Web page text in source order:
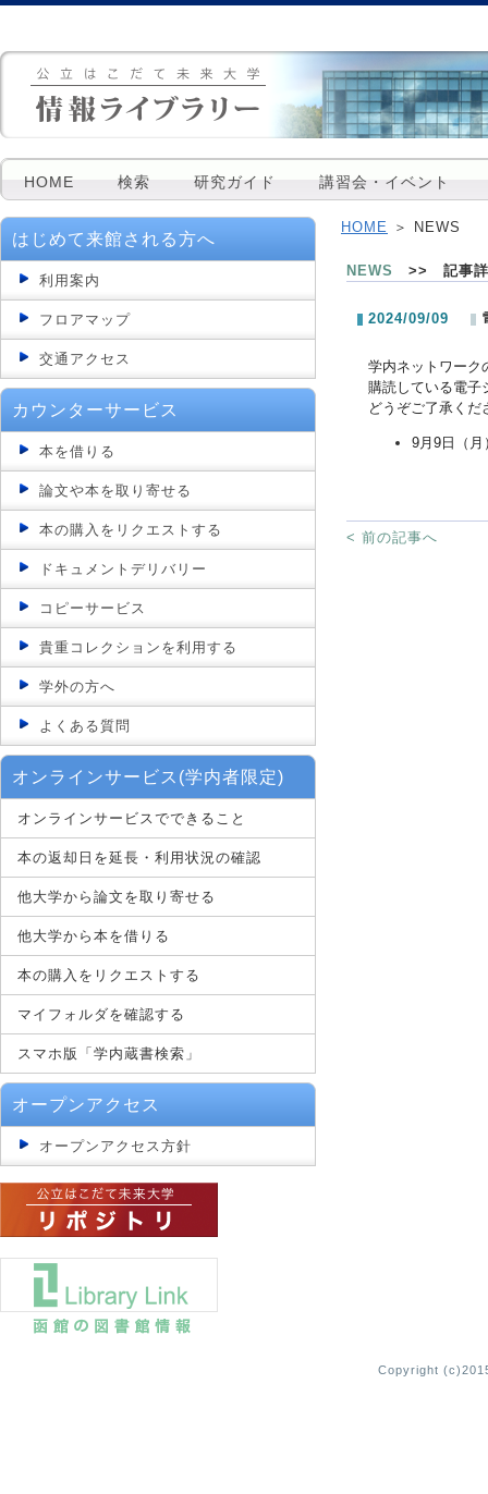
HOME 検索 研究ガイド 講習会・イベント
はじめて来館される方へ
利用案内
フロアマップ
交通アクセス
カウンターサービス
本を借りる
論文や本を取り寄せる
本の購入をリクエストする
ドキュメントデリバリー
コピーサービス
貴重コレクションを利用する
学外の方へ
よくある質問
オンラインサービス(学内者限定)
オンラインサービスでできること
本の返却日を延長・利用状況の確認
他大学から論文を取り寄せる
他大学から本を借りる
本の購入をリクエストする
マイフォルダを確認する
スマホ版「学内蔵書検索」
オープンアクセス
オープンアクセス方針
HOME ＞ NEWS
NEWS >> 記事
2024/09/09
学内ネットワーク
購読している電子
どうぞご了承くだ
9月9日（月
< 前の記事へ
Copyright